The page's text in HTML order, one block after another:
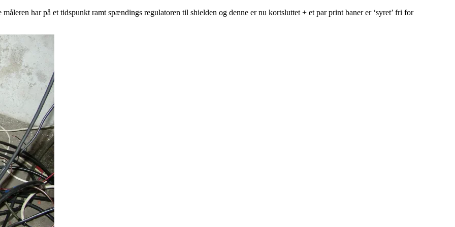
har på et tidspunkt ramt spændings regulatoren til shielden og denne er nu kortsluttet + et par print baner er ‘syret’ fri for